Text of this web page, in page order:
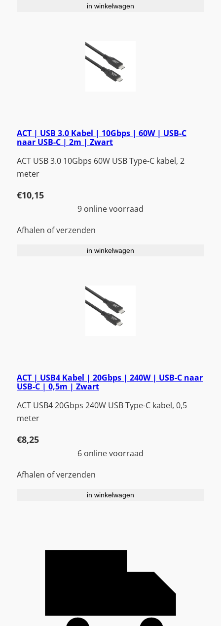
in winkelwagen
ACT | USB 3.0 Kabel | 10Gbps | 60W | USB-C
naar USB-C | 2m | Zwart
ACT USB 3.0 10Gbps 60W USB Type-C kabel, 2
meter
€10,15
9 online voorraad
Afhalen of verzenden
in winkelwagen
ACT | USB4 Kabel | 20Gbps | 240W | USB-C naar
USB-C | 0,5m | Zwart
ACT USB4 20Gbps 240W USB Type-C kabel, 0,5
meter
€8,25
6 online voorraad
Afhalen of verzenden
in winkelwagen